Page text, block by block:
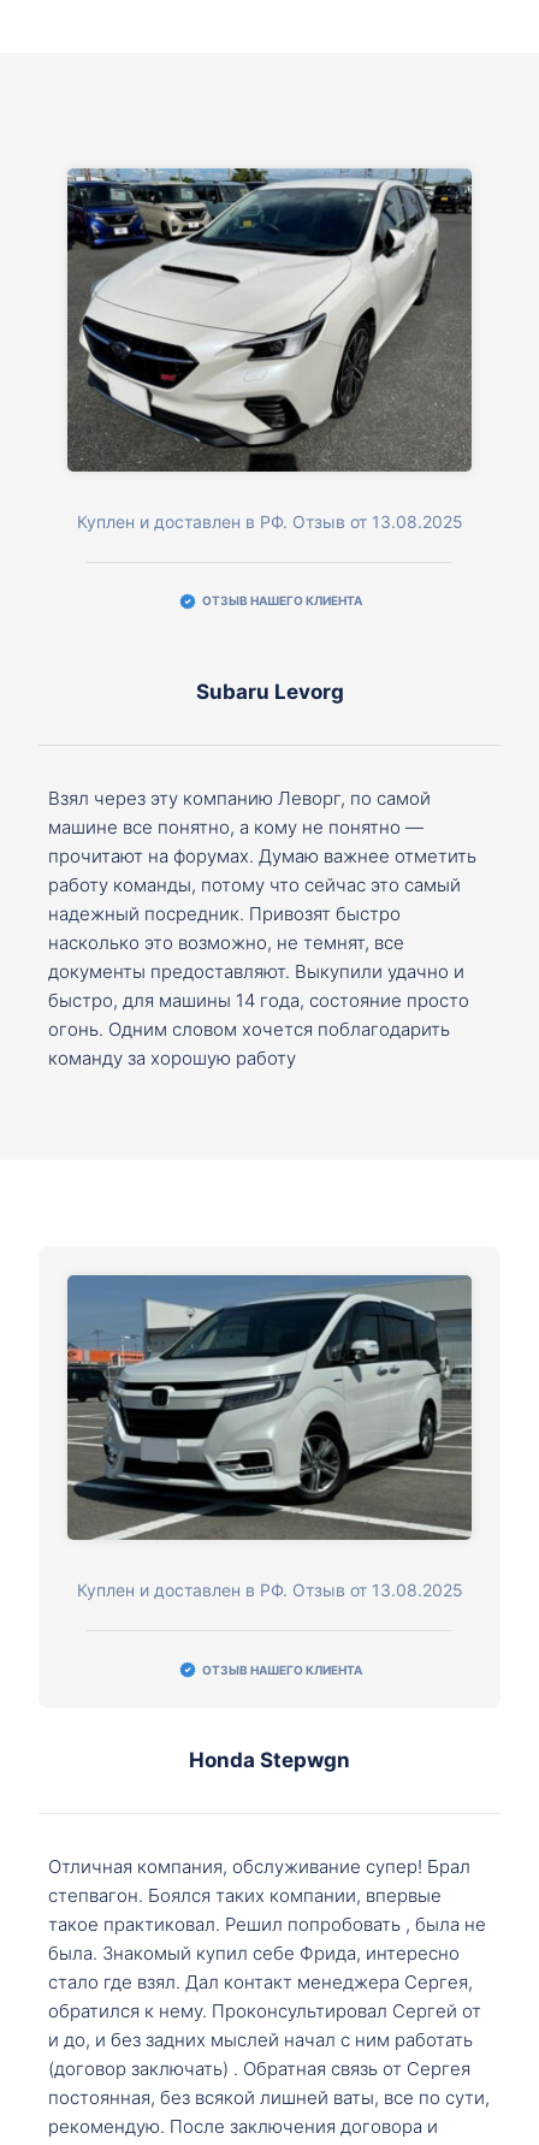
Куплен и доставлен в РФ. Отзыв от 13.08.2025
ОТЗЫВ НАШЕГО КЛИЕНТА
Subaru Levorg
Взял через эту компанию Леворг, по самой
машине все понятно, а кому не понятно —
прочитают на форумах. Думаю важнее отметить
работу команды, потому что сейчас это самый
надежный посредник. Привозят быстро
насколько это возможно, не темнят, все
документы предоставляют. Выкупили удачно и
быстро, для машины 14 года, состояние просто
огонь. Одним словом хочется поблагодарить
команду за хорошую работу
Куплен и доставлен в РФ. Отзыв от 13.08.2025
ОТЗЫВ НАШЕГО КЛИЕНТА
Honda Stepwgn
Отличная компания, обслуживание супер! Брал
степвагон. Боялся таких компании, впервые
такое практиковал. Решил попробовать , была не
была. Знакомый купил себе Фрида, интересно
стало где взял. Дал контакт менеджера Сергея,
обратился к нему. Проконсультировал Сергей от
и до, и без задних мыслей начал с ним работать
(договор заключать) . Обратная связь от Сергея
постоянная, без всякой лишней ваты, все по сути,
рекомендую. После заключения договора и